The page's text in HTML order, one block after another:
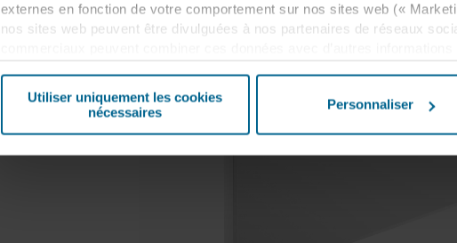
externes en fonction de votre comportement sur nos sites web («
nos sites web peuvent être divulguées à nos partenaires de réseaux
susceptible de ne pas garantir le même niveau de protection que dans
Utiliser uniquement les cookies
nécessaires
Personnaliser